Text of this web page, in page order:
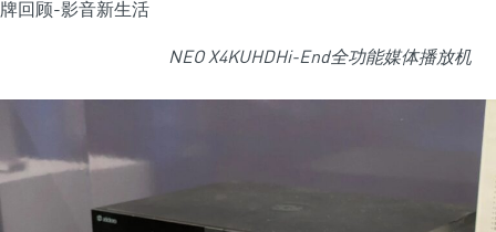
NEO X4KUHDHi-End全功能媒体播放机